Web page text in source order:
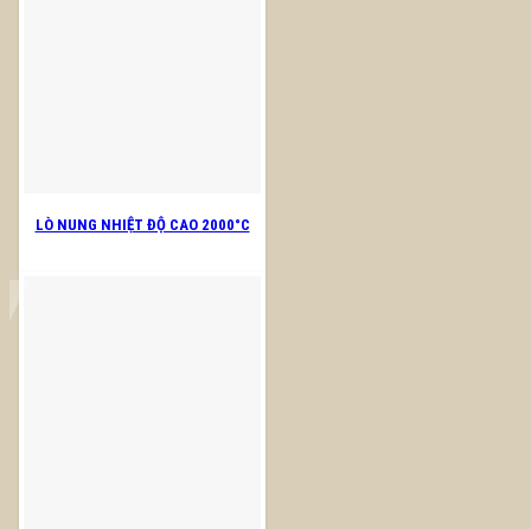
LÒ NUNG NHIỆT ĐỘ CAO 2000°C